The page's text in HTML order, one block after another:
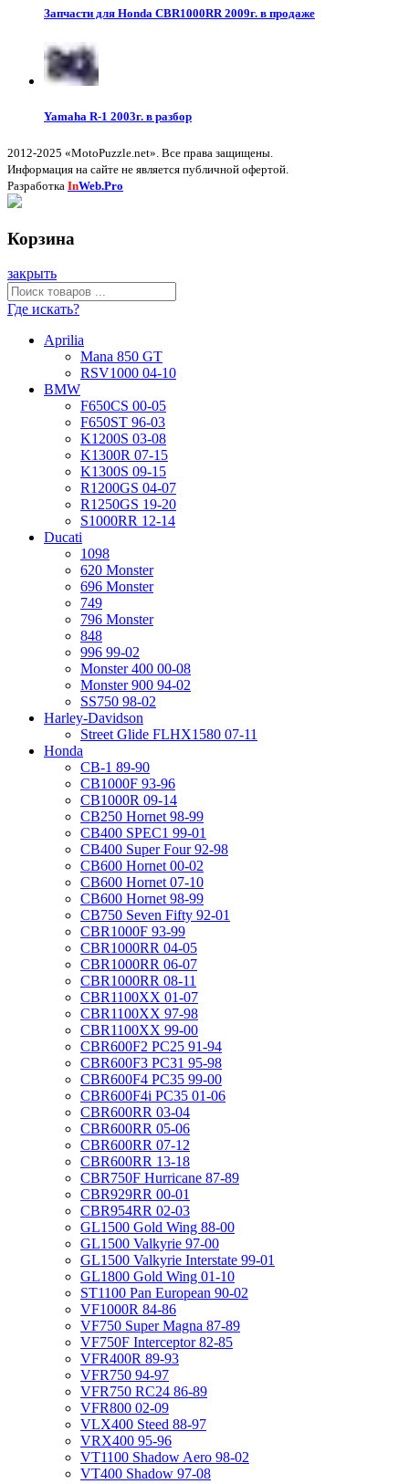
Запчасти для Honda CBR1000RR 2009г. в продаже
Yamaha R-1 2003г. в разбор
2012-2025 «MotoPuzzle.net». Все права защищены.
Информация на сайте не является публичной офертой.
Разработка InWeb.Pro
Корзина
закрыть
Где искать?
Aprilia
Mana 850 GT
RSV1000 04-10
BMW
F650CS 00-05
F650ST 96-03
K1200S 03-08
K1300R 07-15
K1300S 09-15
R1200GS 04-07
R1250GS 19-20
S1000RR 12-14
Ducati
1098
620 Monster
696 Monster
749
796 Monster
848
996 99-02
Monster 400 00-08
Monster 900 94-02
SS750 98-02
Harley-Davidson
Street Glide FLHX1580 07-11
Honda
CB-1 89-90
CB1000F 93-96
CB1000R 09-14
CB250 Hornet 98-99
CB400 SPEC1 99-01
CB400 Super Four 92-98
CB600 Hornet 00-02
CB600 Hornet 07-10
CB600 Hornet 98-99
CB750 Seven Fifty 92-01
CBR1000F 93-99
CBR1000RR 04-05
CBR1000RR 06-07
CBR1000RR 08-11
CBR1100XX 01-07
CBR1100XX 97-98
CBR1100XX 99-00
CBR600F2 PC25 91-94
CBR600F3 PC31 95-98
CBR600F4 PC35 99-00
CBR600F4i PC35 01-06
CBR600RR 03-04
CBR600RR 05-06
CBR600RR 07-12
CBR600RR 13-18
CBR750F Hurricane 87-89
CBR929RR 00-01
CBR954RR 02-03
GL1500 Gold Wing 88-00
GL1500 Valkyrie 97-00
GL1500 Valkyrie Interstate 99-01
GL1800 Gold Wing 01-10
ST1100 Pan European 90-02
VF1000R 84-86
VF750 Super Magna 87-89
VF750F Interceptor 82-85
VFR400R 89-93
VFR750 94-97
VFR750 RC24 86-89
VFR800 02-09
VLX400 Steed 88-97
VRX400 95-96
VT1100 Shadow Aero 98-02
VT400 Shadow 97-08